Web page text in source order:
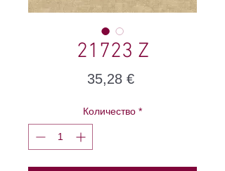
21723 Z
35,28 €Цена
Количество *